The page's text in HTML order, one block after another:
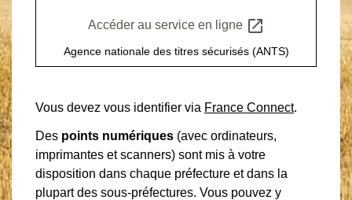
Accéder au service en ligne open_in_new
Agence nationale des titres sécurisés (ANTS)
Vous devez vous identifier via France Connect.
Des points numériques (avec ordinateurs,
imprimantes et scanners) sont mis à votre
disposition dans chaque préfecture et dans la
plupart des sous-préfectures. Vous pouvez y